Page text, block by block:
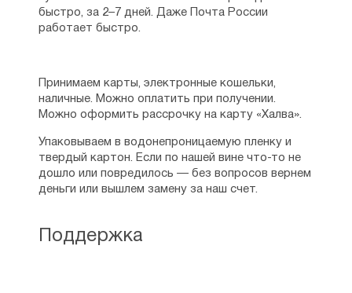
Поддержка
быстро, за 2–7 дней. Даже Почта России
работает быстро.
Принимаем карты, электронные кошельки,
наличные. Можно оплатить при получении.
Можно оформить рассрочку на карту «Халва».
Упаковываем в водонепроницаемую пленку и
твердый картон. Если по нашей вине что-то не
дошло или повредилось — без вопросов вернем
деньги или вышлем замену за наш счет.